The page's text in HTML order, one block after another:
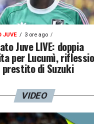
JUVE 3 ore ago
Juve LIVE: doppia
per Lucumì,
di Suzuki
VIDEO